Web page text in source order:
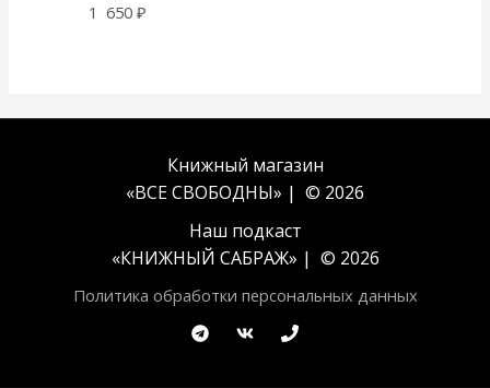
1 650 ₽
Книжный магазин
«ВСЕ СВОБОДНЫ» | © 2026
Наш подкаст
«КНИЖНЫЙ САБРАЖ» | © 2026
Политика обработки персональных данных